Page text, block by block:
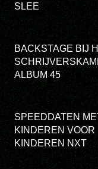
SLEE
BACKSTAGE BIJ
ALBUM 45
SPEEDDATEN
KINDEREN VOOR
KINDEREN NXT